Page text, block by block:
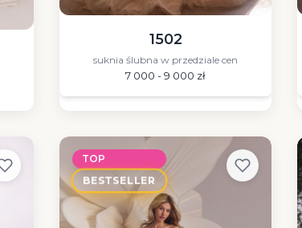
1502
suknia ślubna w przedziale cen
7 000 - 9 000 zł
TOP
BESTSELLER